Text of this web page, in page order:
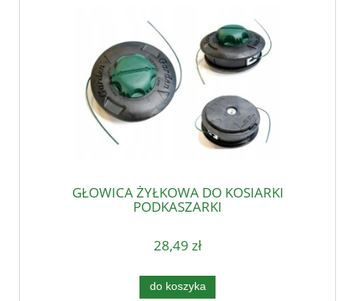
GŁOWICA ŻYŁKOWA DO KOSIARKI
PODKASZARKI
28,49 zł
do koszyka